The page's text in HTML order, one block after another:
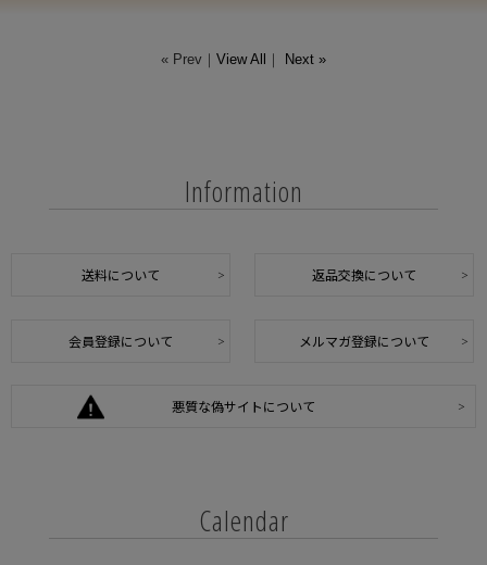
« Prev｜ View All Next »
Information
送料について 返品交換について
会員登録について メルマガ登録について
悪質な偽サイトについて
Calendar